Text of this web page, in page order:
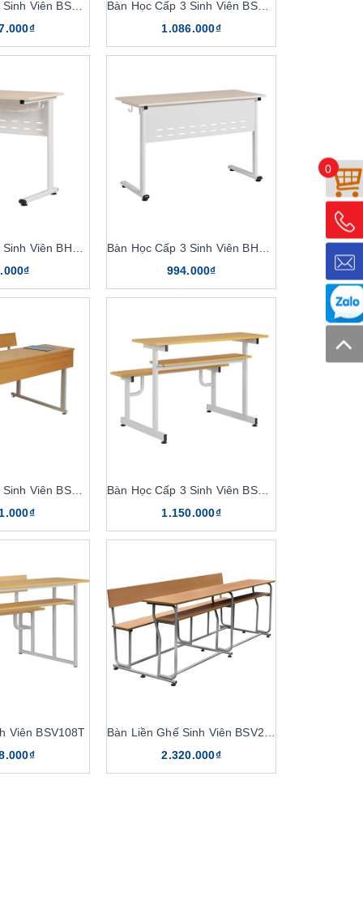
Bàn Học Cấp 3 Sinh Viên BSV107TR
Bàn Học Cấp 3 Sinh Viên BSV107R
1.086.000₫
994.000₫
Bàn Học Cấp 3 Sinh Viên BSV103T
Bàn Học Cấp 3 Sinh Viên BSV105
1.150.000₫
Viên BSV108T
2.320.000₫
0